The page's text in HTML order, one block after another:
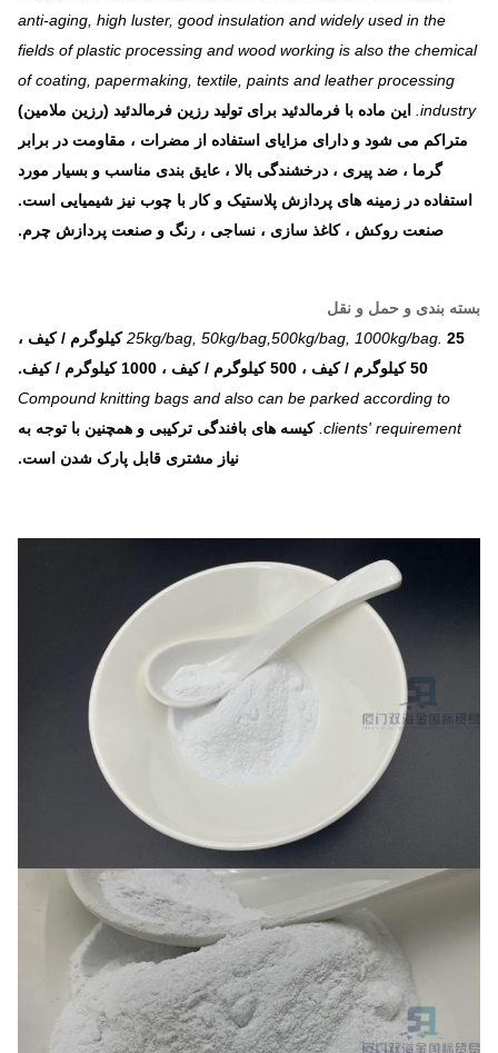
anti-aging, high luster, good insulation and widely used in the
fields of plastic processing and wood working is also the chemical
of coating, papermaking, textile, paints and leather processing
industry.
این ماده با فرمالدئید برای تولید رزین فرمالدئید (رزین ملامین)
متراکم می شود و دارای مزایای استفاده از مضرات ، مقاومت در برابر
گرما ، ضد پیری ، درخشندگی بالا ، عایق بندی مناسب و بسیار مورد
استفاده در زمینه های پردازش پلاستیک و کار با چوب نیز شیمیایی است.
صنعت روکش ، کاغذ سازی ، نساجی ، رنگ و صنعت پردازش چرم.
بسته بندی و حمل و نقل
25kg/bag, 50kg/bag,500kg/bag, 1000kg/bag.25 کیلوگرم / کیف ،
50 کیلوگرم / کیف ، 500 کیلوگرم / کیف ، 1000 کیلوگرم / کیف.
Compound knitting bags and also can be parked according to
clients' requirement. کیسه های بافندگی ترکیبی و همچنین با توجه به
نیاز مشتری قابل پارک شدن است.